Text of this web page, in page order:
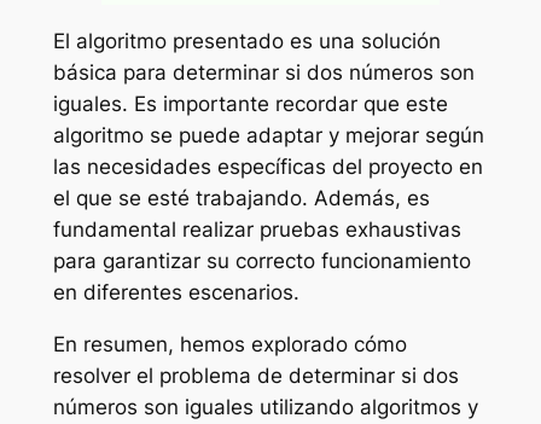
El algoritmo presentado es una solución
básica para determinar si dos números son
iguales. Es importante recordar que este
algoritmo se puede adaptar y mejorar según
las necesidades específicas del proyecto en
el que se esté trabajando. Además, es
fundamental realizar pruebas exhaustivas
para garantizar su correcto funcionamiento
en diferentes escenarios.
En resumen, hemos explorado cómo
resolver el problema de determinar si dos
números son iguales utilizando algoritmos y